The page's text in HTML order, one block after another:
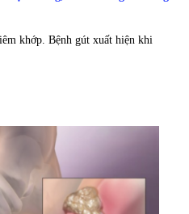
khớp. Bệnh gút xuất hiện khi